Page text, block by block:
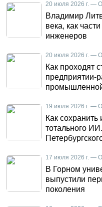
20 июля 2026 г. —
Владимир
века, как
инженеров
20 июля 2026 г. —
Как проходят
предприятии-
19 июля 2026 г. —
Как
тотального
17 июля 2026 г. —
В Горном
выпустили
поколения